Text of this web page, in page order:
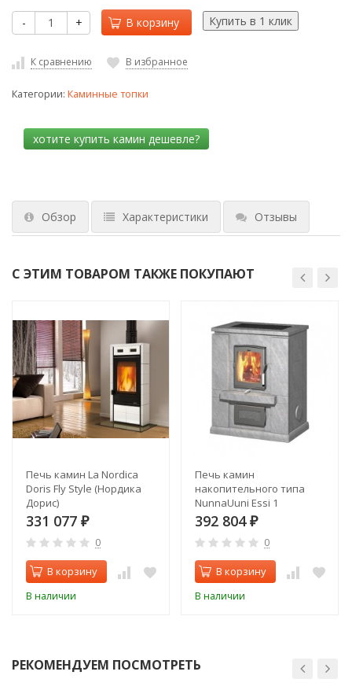
- + В корзину
К сравнению В избранное
Категории: Каминные топки
Обзор Характеристики Отзывы
С ЭТИМ ТОВАРОМ ТАКЖЕ ПОКУПАЮТ
Печь камин La Nordica
Doris Fly Style (Нордика
Дорис)
331 077 ₽
0
В корзину
В наличии
Печь камин
накопительного типа
NunnaUuni Essi 1
392 804 ₽
0
В корзину
В наличии
РЕКОМЕНДУЕМ ПОСМОТРЕТЬ